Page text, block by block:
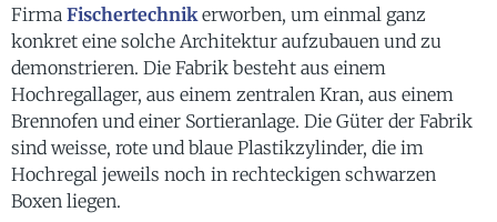
Firma Fischertechnik erworben, um einmal ganz
konkret eine solche Architektur aufzubauen und zu
demonstrieren. Die Fabrik besteht aus einem
Hochregallager, aus einem zentralen Kran, aus einem
Brennofen und einer Sortieranlage. Die Güter der Fabrik
sind weisse, rote und blaue Plastikzylinder, die im
Hochregal jeweils noch in rechteckigen schwarzen
Boxen liegen.